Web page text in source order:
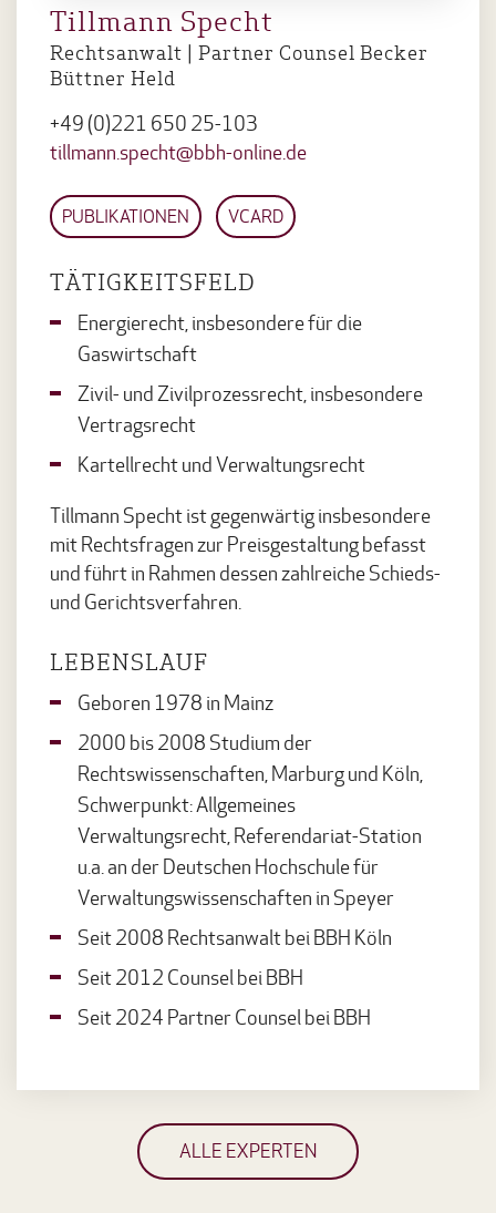
Tillmann Specht
Rechtsanwalt | Partner Counsel Becker
Büttner Held
+49 (0)221 650 25-103
tillmann.specht@bbh-online.de
PUBLIKATIONEN VCARD
TÄTIGKEITSFELD
Energierecht, insbesondere für die
Gaswirtschaft
Zivil- und Zivilprozessrecht, insbesondere
Vertragsrecht
Kartellrecht und Verwaltungsrecht
Tillmann Specht ist gegenwärtig insbesondere
mit Rechtsfragen zur Preisgestaltung befasst
und führt in Rahmen dessen zahlreiche Schieds-
und Gerichtsverfahren.
LEBENSLAUF
Geboren 1978 in Mainz
2000 bis 2008 Studium der
Rechtswissenschaften, Marburg und Köln,
Schwerpunkt: Allgemeines
Verwaltungsrecht, Referendariat-Station
u.a. an der Deutschen Hochschule für
Verwaltungswissenschaften in Speyer
Seit 2008 Rechtsanwalt bei BBH Köln
Seit 2012 Counsel bei BBH
Seit 2024 Partner Counsel bei BBH
ALLE EXPERTEN